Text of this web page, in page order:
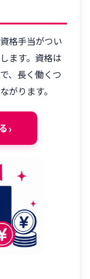
格手当がつい
ます。資格は
、長く働くつ
がります。